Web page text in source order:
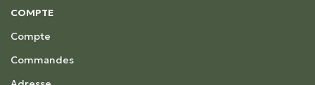
COMPTE
Compte
Commandes